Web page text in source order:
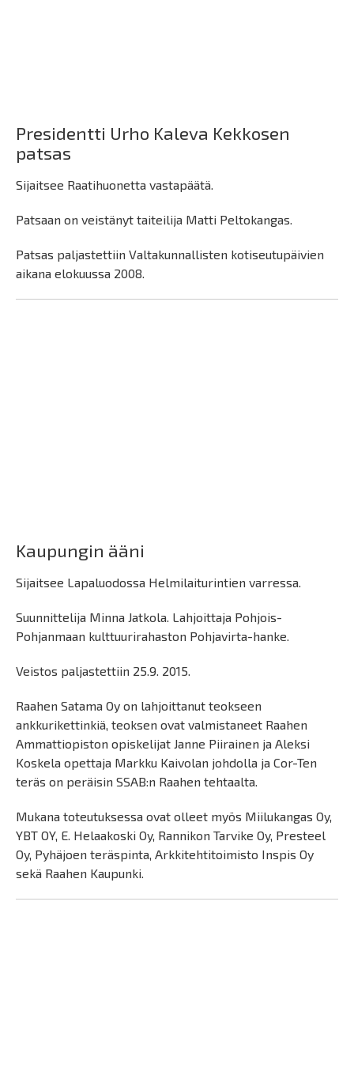
Presidentti Urho Kaleva Kekkosen
patsas
Sijaitsee Raatihuonetta vastapäätä.
Patsaan on veistänyt taiteilija Matti Peltokangas.
Patsas paljastettiin Valtakunnallisten kotiseutupäivien
aikana elokuussa 2008.
Kaupungin ääni
Sijaitsee Lapaluodossa Helmilaiturintien varressa.
Suunnittelija Minna Jatkola. Lahjoittaja Pohjois-
Pohjanmaan kulttuurirahaston Pohjavirta-hanke.
Veistos paljastettiin 25.9. 2015.
Raahen Satama Oy on lahjoittanut teokseen
ankkurikettinkiä, teoksen ovat valmistaneet Raahen
Ammattiopiston opiskelijat Janne Piirainen ja Aleksi
Koskela opettaja Markku Kaivolan johdolla ja Cor-Ten
teräs on peräisin SSAB:n Raahen tehtaalta.
Mukana toteutuksessa ovat olleet myös Miilukangas Oy,
YBT OY, E. Helaakoski Oy, Rannikon Tarvike Oy, Presteel
Oy, Pyhäjoen teräspinta, Arkkitehtitoimisto Inspis Oy
sekä Raahen Kaupunki.